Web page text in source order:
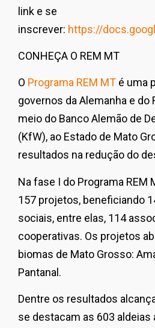
link e se
inscrever: https://
CONHEÇA O REM MT
O Programa REM MT é uma
governos da Alemanha e do
meio do Banco Alemão de
(KfW), ao Estado de Mato
resultados na redução do
Na fase I do Programa REM
157 projetos, beneficiando
sociais, entre elas, 114
cooperativas. Os projetos
biomas de Mato Grosso:
Pantanal.
Dentre os resultados
se destacam as 603 aldeias